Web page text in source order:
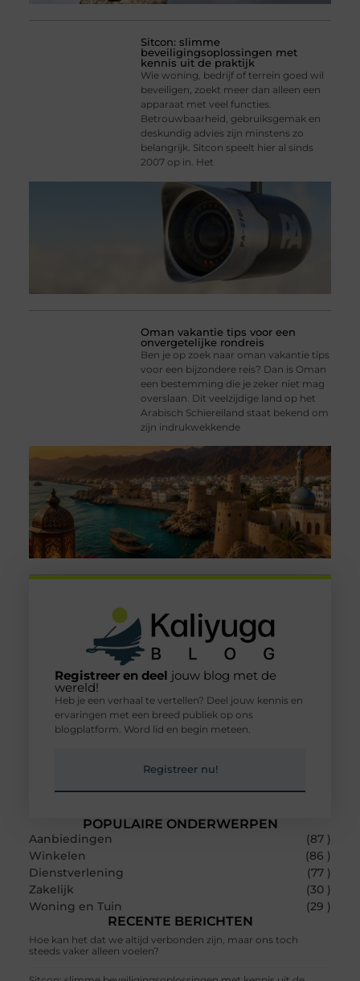
Sitcon: slimme
beveiligingsoplossingen met
kennis uit de praktijk
Wie woning, bedrijf of terrein goed wil
beveiligen, zoekt meer dan alleen een
apparaat met veel functies.
Betrouwbaarheid, gebruiksgemak en
deskundig advies zijn minstens zo
belangrijk. Sitcon speelt hier al sinds
2007 op in. Het
Oman vakantie tips voor een
onvergetelijke rondreis
Ben je op zoek naar oman vakantie tips
voor een bijzondere reis? Dan is Oman
een bestemming die je zeker niet mag
overslaan. Dit veelzijdige land op het
Arabisch Schiereiland staat bekend om
zijn indrukwekkende
POPULAIRE ONDERWERPEN
Aanbiedingen
(87 )
Winkelen
(86 )
Dienstverlening
(77 )
Zakelijk
(30 )
Woning en Tuin
(29 )
RECENTE BERICHTEN
Hoe kan het dat we altijd verbonden zijn, maar ons toch
steeds vaker alleen voelen?
Registreer en deel jouw blog met de
wereld!
Heb je een verhaal te vertellen? Deel jouw kennis en
ervaringen met een breed publiek op ons
blogplatform. Word lid en begin meteen.
Registreer nu!